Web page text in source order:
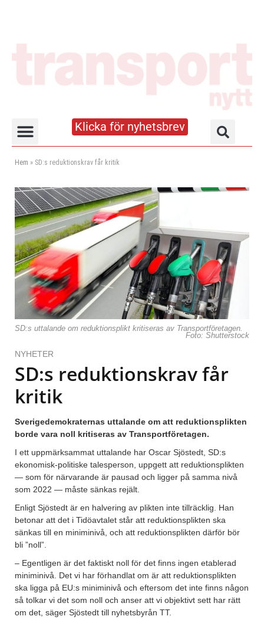
Klicka för nyhetsbrev
Hem » SD:s reduktionskrav får kritik
SD:s uttalande om reduktionsplikt kritiseras av Transportföretagen.
Foto: Shutterstock
NYHETER
SD:s reduktionskrav får
kritik
Sverigedemokraternas uttalande om att reduktionsplikten
borde vara noll kritiseras av Transportföretagen.
I ett uppmärksammat uttalande har Oscar Sjöstedt, SD:s
ekonomisk-politiske talesperson, uppgett att reduktionsplikten
— som för närvarande är pausad och ligger på samma nivå
som 2022 — måste sänkas rejält.
Enligt Sjöstedt är en halvering av plikten inte tillräcklig. Han
betonar att det i Tidöavtalet står att reduktionsplikten ska
sänkas till en miniminivå, och att reduktionsplikten därför bör
bli ”noll”.
– Egentligen är det faktiskt noll för det finns ingen etablerad
miniminivå. Det vi har förhandlat om är att reduktionsplikten
ska ligga på EU:s miniminivå och eftersom det inte finns någon
så tolkar vi det som noll och anser att vi objektivt sett har rätt
om det, säger Sjöstedt till nyhetsbyrån TT.